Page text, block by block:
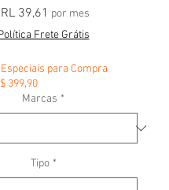
39,61 Precio
por mes
Frete Grátis
para Compra
399,90
Marcas *
Tipo *